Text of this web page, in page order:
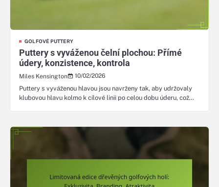
GOLFOVÉ PUTTERY
Puttery s vyváženou čelní plochou: Přímé
údery, konzistence, kontrola
Miles Kensington
10/02/2026
Puttery s vyváženou hlavou jsou navrženy tak, aby udržovaly
klubovou hlavu kolmo k cílové linii po celou dobu úderu, což…